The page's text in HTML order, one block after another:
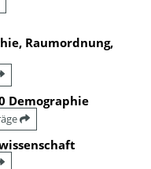
Raumordnung,
Demographie